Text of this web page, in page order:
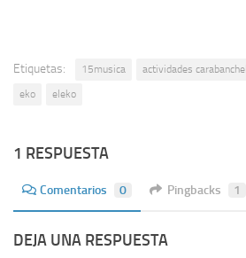
Etiquetas: 15musica actividades carabanchel
eko
eleko
1 RESPUESTA
Comentarios 0 Pingbacks 1
DEJA UNA RESPUESTA